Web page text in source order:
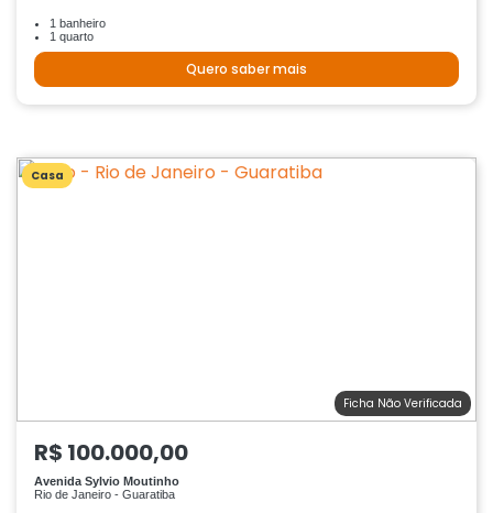
1 banheiro
1 quarto
Quero saber mais
Casa
Ficha Não Verificada
R$ 100.000,00
Avenida Sylvio Moutinho
Rio de Janeiro - Guaratiba